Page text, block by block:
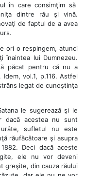
în care consimţim să
dintre rău şi vină.
de faptul de a avea
ori o respingem, atunci
înaintea lui Dumnezeu.
păcat pentru că nu a
vol.1, p.116. Astfel
legat de cunoştinţa
le sugerează şi le
dacă acestea nu sunt
sufletul nu este
răufăcătoare şi asupra
Deci dacă aceste
ele nu vor deveni
greşite, din cauza răului